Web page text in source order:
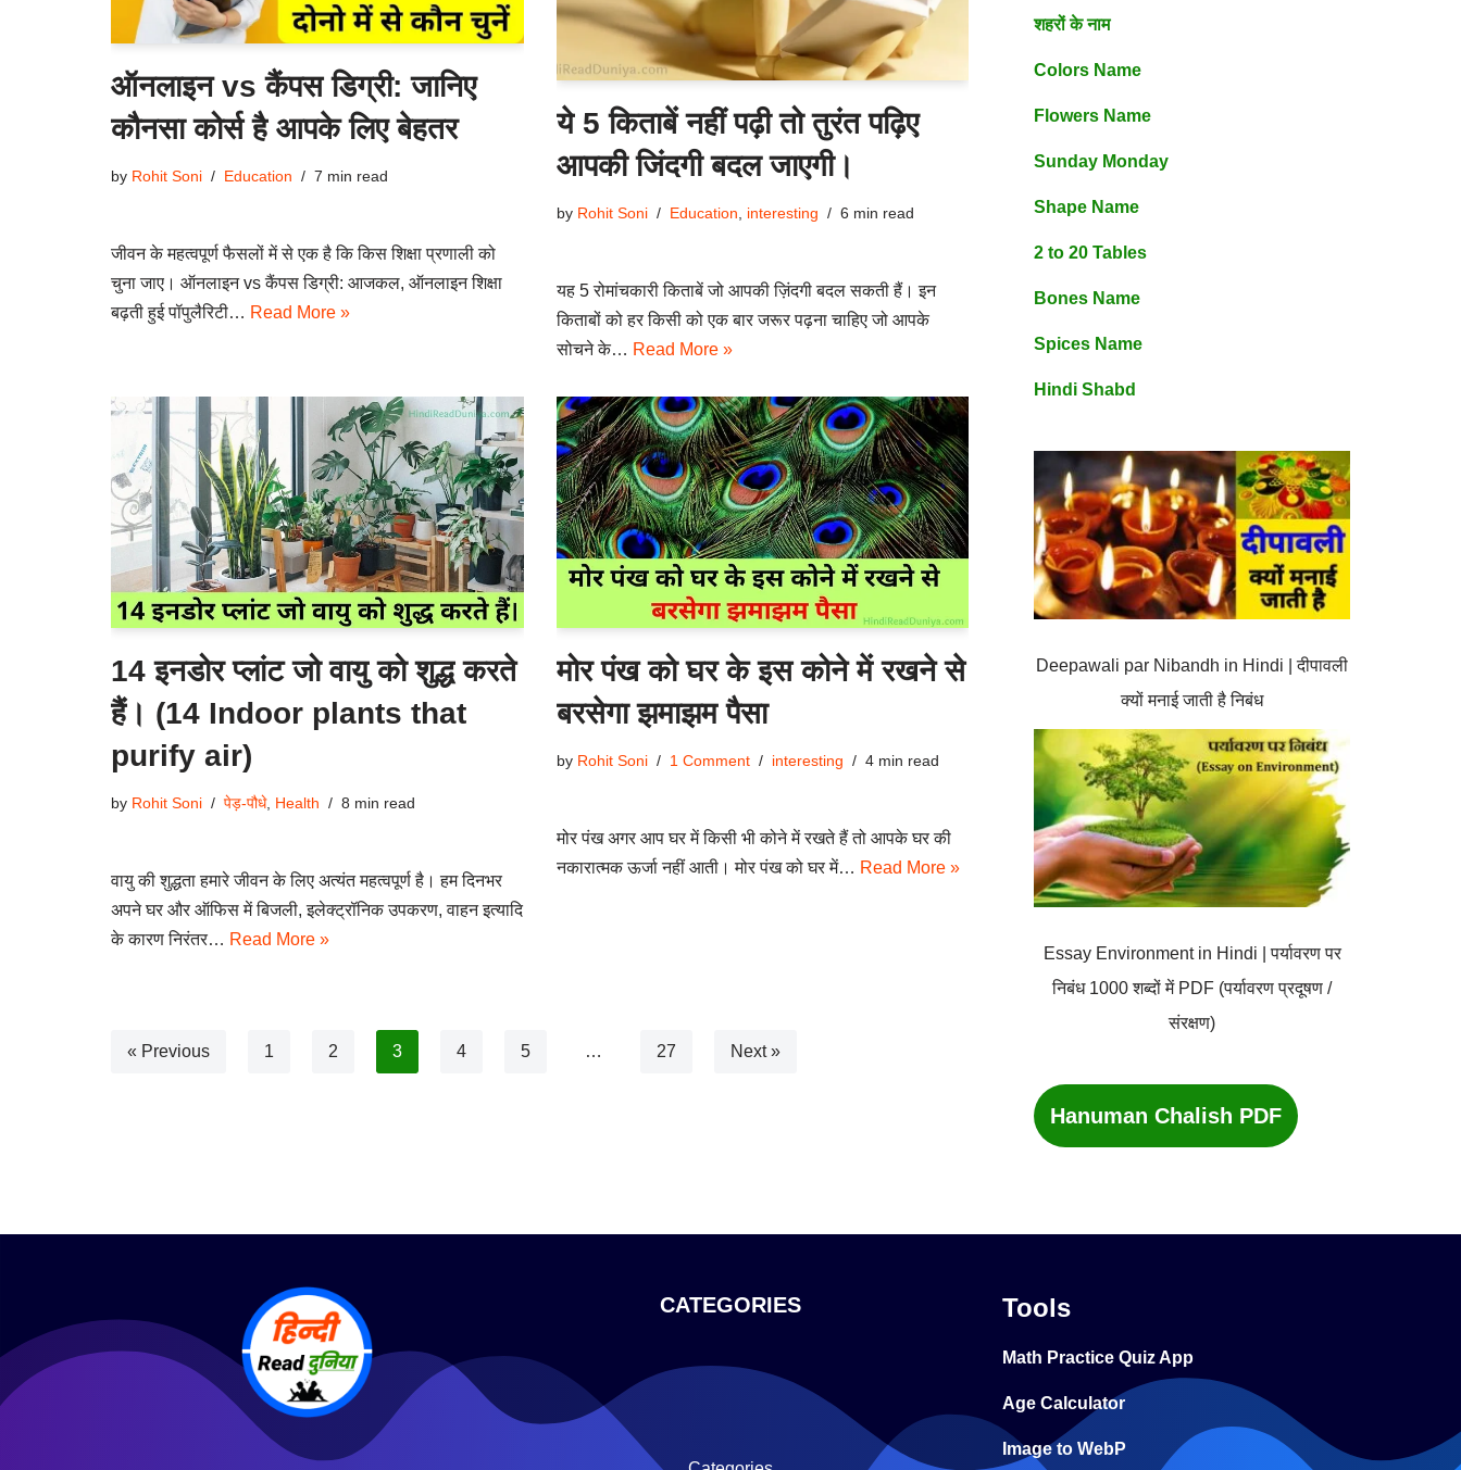
ऑनलाइन vs कैंपस डिग्री: जानिए
कौनसा कोर्स है आपके लिए बेहतर
by Rohit Soni Education 7 min read
जीवन के महत्वपूर्ण फैसलों में से एक है कि किस शिक्षा प्रणाली को
चुना जाए। ऑनलाइन vs कैंपस डिग्री: आजकल, ऑनलाइन शिक्षा
बढ़ती हुई पॉपुलैरिटी… Read More »
ये 5 किताबें नहीं पढ़ी तो तुरंत पढ़िए
आपकी जिंदगी बदल जाएगी।
by Rohit Soni Education interesting 6 min read
यह 5 रोमांचकारी किताबें जो आपकी ज़िंदगी बदल सकती हैं। इन
किताबों को हर किसी को एक बार जरूर पढ़ना चाहिए जो आपके
सोचने के… Read More »
14 इनडोर प्लांट जो वायु को शुद्ध करते
हैं। (14 Indoor plants that
purify air)
by Rohit Soni पेड़-पौधे, Health 8 min read
वायु की शुद्धता हमारे जीवन के लिए अत्यंत महत्वपूर्ण है। हम दिनभर
अपने घर और ऑफिस में बिजली, इलेक्ट्रॉनिक उपकरण, वाहन इत्यादि
के कारण निरंतर… Read More »
मोर पंख को घर के इस कोने में रखने से
बरसेगा झमाझम पैसा
by Rohit Soni 1 Comment interesting 4 min read
मोर पंख अगर आप घर में किसी भी कोने में रखते हैं तो आपके घर की
नकारात्मक ऊर्जा नहीं आती। मोर पंख को घर में… Read More »
« Previous 1 2 3 4 5 … 27 Next »
शहरों के नाम
Colors Name
Flowers Name
Sunday Monday
Shape Name
2 to 20 Tables
Bones Name
Spices Name
Hindi Shabd
Deepawali par Nibandh in Hindi | दीपावली
क्यों मनाई जाती है निबंध
Essay Environment in Hindi | पर्यावरण पर
निबंध 1000 शब्दों में PDF (पर्यावरण प्रदूषण /
संरक्षण)
Hanuman Chalish PDF
CATEGORIES Tools
Math Practice Quiz App
Age Calculator
Image to WebP